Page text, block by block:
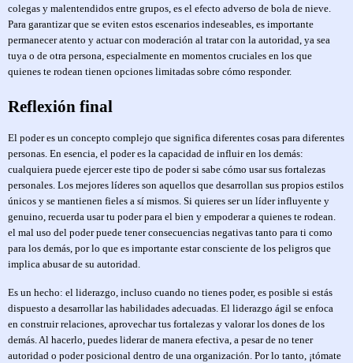
colegas y malentendidos entre grupos, es el efecto adverso de bola de nieve.
Para garantizar que se eviten estos escenarios indeseables, es importante
permanecer atento y actuar con moderación al tratar con la autoridad, ya sea
tuya o de otra persona, especialmente en momentos cruciales en los que
quienes te rodean tienen opciones limitadas sobre cómo responder.
Reflexión final
El poder es un concepto complejo que significa diferentes cosas para diferentes
personas. En esencia, el poder es la capacidad de influir en los demás:
cualquiera puede ejercer este tipo de poder si sabe cómo usar sus fortalezas
personales. Los mejores líderes son aquellos que desarrollan sus propios estilos
únicos y se mantienen fieles a sí mismos. Si quieres ser un líder influyente y
genuino, recuerda usar tu poder para el bien y empoderar a quienes te rodean.
el mal uso del poder puede tener consecuencias negativas tanto para ti como
para los demás, por lo que es importante estar consciente de los peligros que
implica abusar de su autoridad.
Es un hecho: el liderazgo, incluso cuando no tienes poder, es posible si estás
dispuesto a desarrollar las habilidades adecuadas. El liderazgo ágil se enfoca
en construir relaciones, aprovechar tus fortalezas y valorar los dones de los
demás. Al hacerlo, puedes liderar de manera efectiva, a pesar de no tener
autoridad o poder posicional dentro de una organización. Por lo tanto, ¡tómate